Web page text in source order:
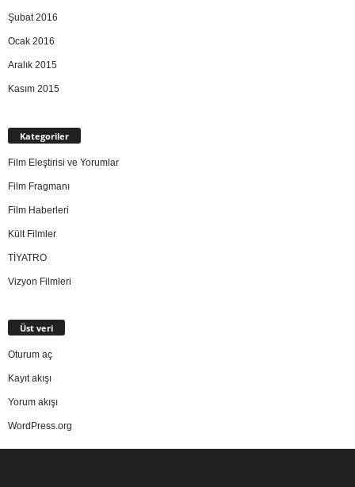
Şubat 2016
Ocak 2016
Aralık 2015
Kasım 2015
Kategoriler
Film Eleştirisi ve Yorumlar
Film Fragmanı
Film Haberleri
Kült Filmler
TİYATRO
Vizyon Filmleri
Üst veri
Oturum aç
Kayıt akışı
Yorum akışı
WordPress.org